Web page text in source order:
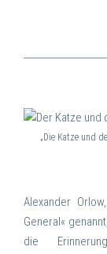
„Die Katze und
Alexander
General«
die